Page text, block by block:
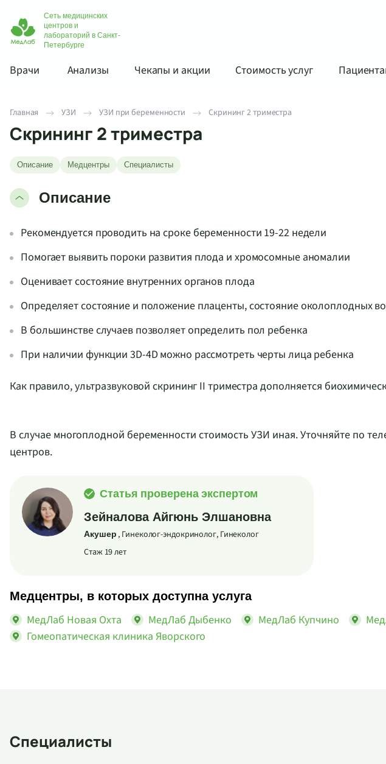
Сеть медицинских
центров и
лабораторий в Санкт-
Петербурге
Врачи Анализы Чекапы и акции Стоимость услуг
Главная УЗИ УЗИ при беременности Скрининг 2 триместра
Скрининг 2 триместра
Описание Медцентры Специалисты
Описание
Рекомендуется проводить на сроке беременности 19-22 недели
Помогает выявить пороки развития плода и хромосомные аномалии
Оценивает состояние внутренних органов плода
Определяет состояние и положение плаценты, состояние околоплодных
В большинстве случаев позволяет определить пол ребенка
При наличии функции 3D-4D можно рассмотреть черты лица ребенка
Как правило, ультразвуковой скрининг II триместра дополняется
В случае многоплодной беременности стоимость УЗИ иная. Уточняйте по
центров.
Статья проверена экспертом
Зейналова Айгюнь Элшановна
Акушер, Гинеколог-эндокринолог, Гинеколог
Стаж 19 лет
Медцентры, в которых доступна услуга
МедЛаб Новая Охта МедЛаб Дыбенко МедЛаб Купчино
Гомеопатическая клиника Яворского
Специалисты